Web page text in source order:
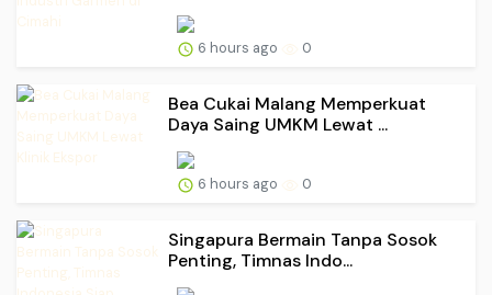
6 hours ago 0
Bea Cukai Malang Memperkuat
Daya Saing UMKM Lewat ...
6 hours ago 0
Singapura Bermain Tanpa Sosok
Penting, Timnas Indo...